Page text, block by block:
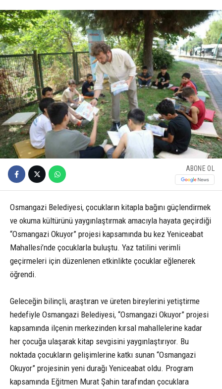
ABONE OL
Osmangazi Belediyesi, çocukların kitapla bağını güçlendirmek
ve okuma kültürünü yaygınlaştırmak amacıyla hayata geçirdiği
“Osmangazi Okuyor” projesi kapsamında bu kez Yeniceabat
Mahallesi’nde çocuklarla buluştu. Yaz tatilini verimli
geçirmeleri için düzenlenen etkinlikte çocuklar eğlenerek
öğrendi.
Geleceğin bilinçli, araştıran ve üreten bireylerini yetiştirme
hedefiyle Osmangazi Belediyesi, “Osmangazi Okuyor” projesi
kapsamında ilçenin merkezinden kırsal mahallelerine kadar
her çocuğa ulaşarak kitap sevgisini yaygınlaştırıyor. Bu
noktada çocukların gelişimlerine katkı sunan “Osmangazi
Okuyor” projesinin yeni durağı Yeniceabat oldu. Program
kapsamında Eğitmen Murat Şahin tarafından çocuklara